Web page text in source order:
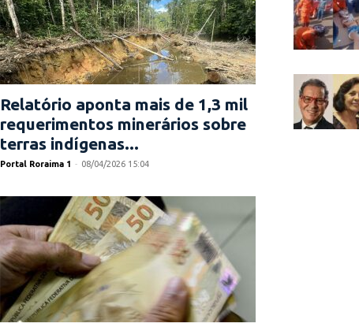
Relatório aponta mais de 1,3 mil
requerimentos minerários sobre
terras indígenas...
Portal Roraima 1 - 08/04/2026 15:04